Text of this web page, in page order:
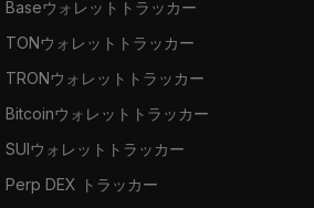
Baseウォレットトラッカー
TONウォレットトラッカー
TRONウォレットトラッカー
Bitcoinウォレットトラッカー
SUIウォレットトラッカー
Perp DEX トラッカー